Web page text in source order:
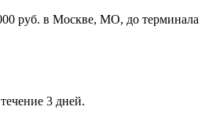
руб. в Москве, МО, до терминала
3 дней.